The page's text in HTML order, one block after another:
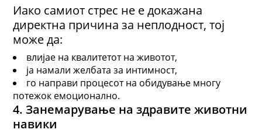
Иако самиот стрес не е докажана
директна причина за неплодност, тој
може да:
влијае на квалитетот на животот,
ја намали желбата за интимност,
го направи процесот на обидување многу
потежок емоционално.
4. Занемарување на здравите животни
навики